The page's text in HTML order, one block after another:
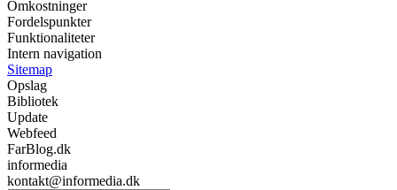
Omkostninger
Fordelspunkter
Funktionaliteter
Intern navigation
Sitemap
Opslag
Bibliotek
Update
Webfeed
FarBlog.dk
informedia
kontakt@informedia.dk